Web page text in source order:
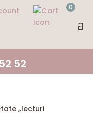
0
52
„lecturi